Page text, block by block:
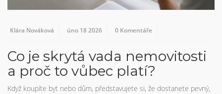
Klára Nováková úno 18 2026 0 Komentáře
Co je skrytá vada nemovitosti
a proč to vůbec platí?
Když koupíte byt nebo dům, představujete si, že dostanete pevný,